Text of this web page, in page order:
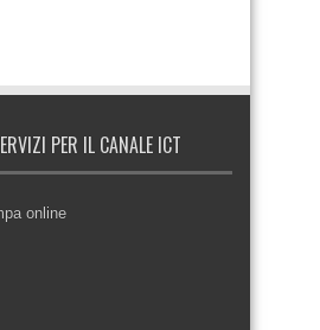
PER IL CANALE ICT
online